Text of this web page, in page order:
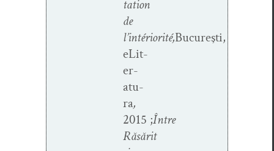
ta­tion
de
l’intériorité,Bucureşti,
eLit­
er­
atu­
ra,
2015 ;Între
Răsărit